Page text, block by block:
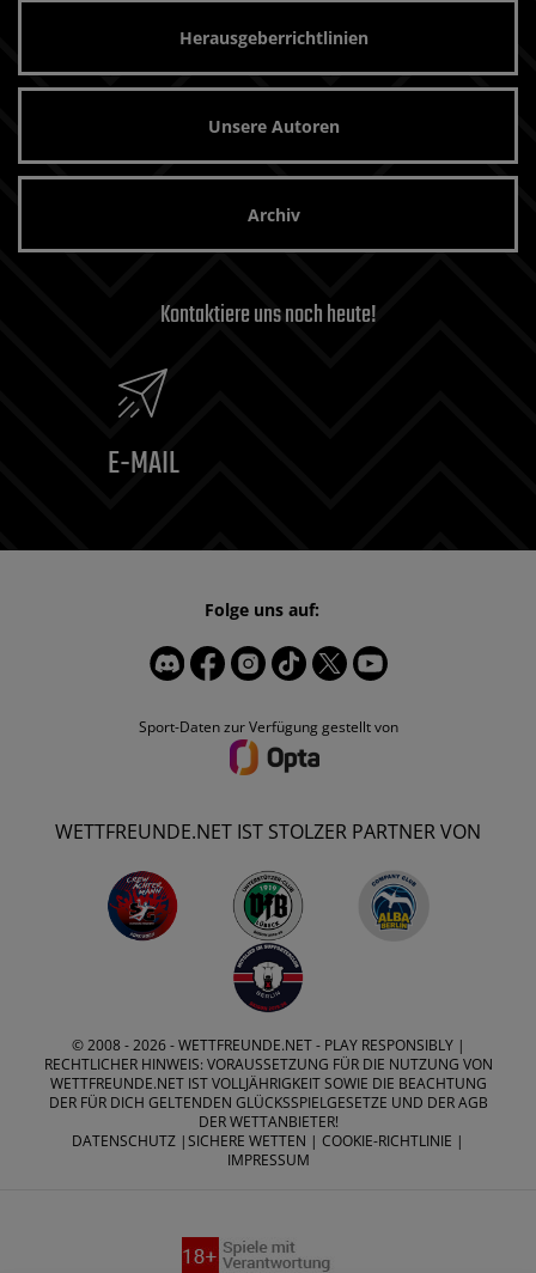
Herausgeberrichtlinien
Unsere Autoren
Archiv
Kontaktiere uns noch heute!
E-MAIL
Sport-Daten zur Verfügung gestellt von
Folge uns auf:
WETTFREUNDE.NET IST STOLZER PARTNER VON
© 2008 - 2026 -WETTFREUNDE.NET- PLAY RESPONSIBLY |
RECHTLICHER HINWEIS: VORAUSSETZUNG FÜR DIE NUTZUNG VON
WETTFREUNDE.NET IST VOLLJÄHRIGKEIT SOWIE DIE BEACHTUNG
DER FÜR DICH GELTENDEN GLÜCKSSPIELGESETZE UND DER AGB
DER WETTANBIETER!
DATENSCHUTZ |SICHERE WETTEN | COOKIE-RICHTLINIE |
IMPRESSUM